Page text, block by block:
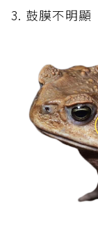
3. 鼓膜不明顯